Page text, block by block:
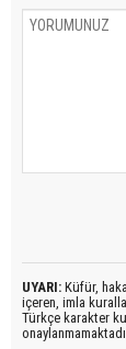
UYARI: Küfür,
içeren, imla
Türkçe karakter